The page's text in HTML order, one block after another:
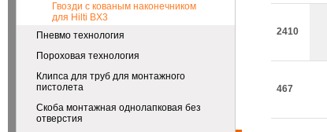
Гвозди с кованым наконечником
для Hilti BX3
Пневмо технология
Пороховая технология
Клипса для труб для монтажного
пистолета
Скоба монтажная однолапковая без
отверстия
2410
467